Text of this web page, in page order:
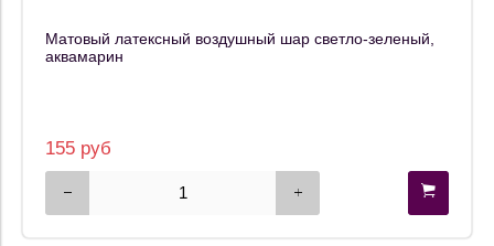
Матовый латексный воздушный шар светло-зеленый,
аквамарин
155 руб